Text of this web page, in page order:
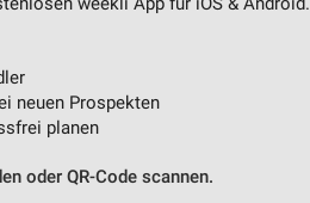
neuen Prospekten
planen
oder QR-Code scannen.